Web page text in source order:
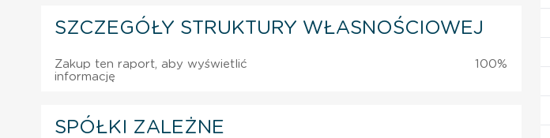
SZCZEGÓŁY STRUKTURY WŁASNOŚCIOWEJ
Zakup ten raport, aby wyświetlić
informację
100%
SPÓŁKI ZALEŻNE